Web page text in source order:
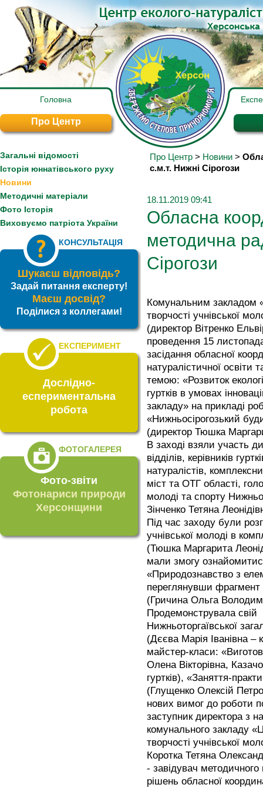
Головна
Про Центр
Загальні відомості
Історія юннатівського руху
Новини
Методичні матеріали
Фото Історія
Виховуємо патріота України
КОНСУЛЬТАЦІЯ
Шукаєш відповідь?
Задай питання експерту!
Маєш досвід?
Поділися з коллегами!
ЕКСПЕРИМЕНТ
Дослідно-
еспериментальна
робота
ФОТОГАЛЕРЕЯ
Фото-звіти
Фотонариси природи
Херсонщини
Про Центр > Новини >
с.м.т. Нижні Сірогози
18.11.2019 09:41
Обласна
методична
Сірогози
Комунальним закладом
творчості учнівської
(директор Вітренко
проведення 15
засідання обласної
натуралістичної освіти
темою: «Розвиток
гуртків в умовах
закладу» на прикладі
«Нижньосірогозький
(директор Тюшка
В заході взяли участь
відділів, керівників
натуралістів,
міст та ОТГ області,
молоді та спорту
Зінченко Тетяна
Під час заходу були
учнівської молоді в
(Тюшка Маргарита
мали змогу
«Природознавство з
переглянувши фрагмент
(Гричина Ольга
Продемонструвала свій
Нижньоторгаївської
(Дєєва Марія Іванівна –
майстер-класи:
Олена Вікторівна,
гуртків), «Заняття-
(Глущенко Олексій
нових вимог до роботи
заступник директора з
комунального закладу
творчості учнівської
Коротка Тетяна
- завідувач методичного
рішень обласної